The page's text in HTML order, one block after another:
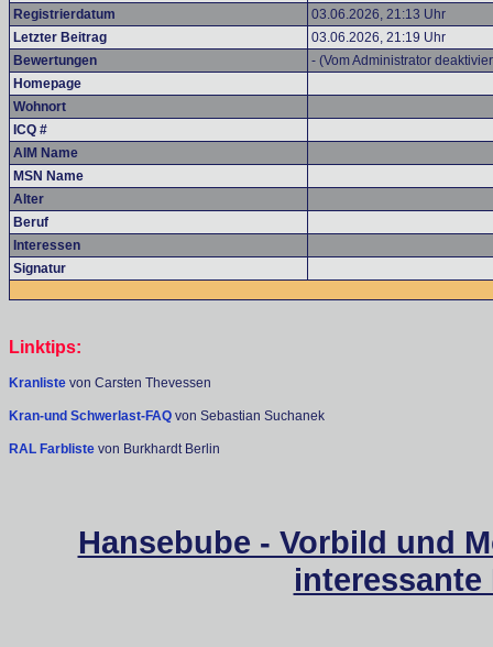
Registrierdatum
03.06.2026, 21:13 Uhr
Letzter Beitrag
03.06.2026, 21:19 Uhr
Bewertungen
- (Vom Administrator
Homepage
Wohnort
ICQ #
AIM Name
MSN Name
Alter
Beruf
Interessen
Signatur
Linktips:
Kranliste von Carsten Thevessen
Kran-und Schwerlast-FAQ von Sebastian Suchanek
RAL Farbliste von Burkhardt Berlin
Hansebube - Vorbild und